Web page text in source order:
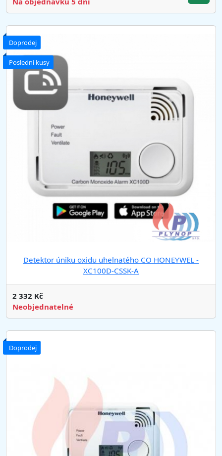
Doprodej
Poslední kusy
Detektor úniku oxidu uhelnatého CO HONEYWEL -
XC100D-CSSK-A
2 332 Kč
Neobjednatelné
Doprodej